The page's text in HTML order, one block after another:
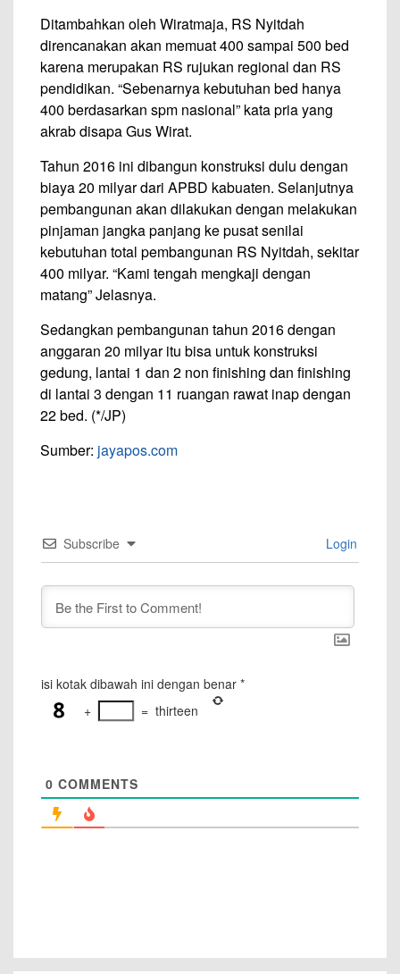
Ditambahkan oleh Wiratmaja, RS Nyitdah
direncanakan akan memuat 400 sampai 500 bed
karena merupakan RS rujukan regional dan RS
pendidikan. “Sebenarnya kebutuhan bed hanya
400 berdasarkan spm nasional” kata pria yang
akrab disapa Gus Wirat.
Tahun 2016 ini dibangun konstruksi dulu dengan
biaya 20 milyar dari APBD kabuaten. Selanjutnya
pembangunan akan dilakukan dengan melakukan
pinjaman jangka panjang ke pusat senilai
kebutuhan total pembangunan RS Nyitdah, sekitar
400 milyar. “Kami tengah mengkaji dengan
matang” Jelasnya.
Sedangkan pembangunan tahun 2016 dengan
anggaran 20 milyar itu bisa untuk konstruksi
gedung, lantai 1 dan 2 non finishing dan finishing
di lantai 3 dengan 11 ruangan rawat inap dengan
22 bed. (*/JP)
Sumber: jayapos.com
Subscribe Login
isi kotak dibawah ini dengan benar *
+
= thirteen
0 COMMENTS